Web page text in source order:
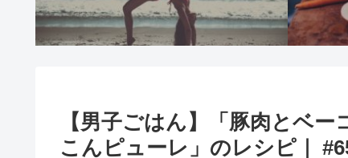
【男子ごはん】「豚肉とベ
こんピューレ」のレシピ｜